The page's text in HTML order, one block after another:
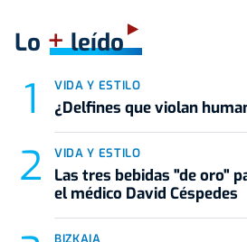
Lo +leído
VIDA Y ESTILO
¿Delfines que violan
VIDA Y ESTILO
Las tres bebidas "de oro"
el médico David Céspedes